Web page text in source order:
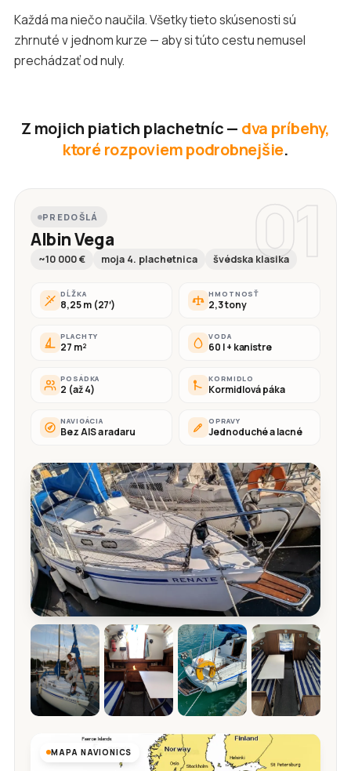
Každá ma niečo naučila. Všetky tieto skúsenosti sú
zhrnuté v jednom kurze — aby si túto cestu nemusel
prechádzať od nuly.
Z mojich piatich plachetníc — dva príbehy,
ktoré rozpoviem podrobnejšie.
01
PREDOŠLÁ
Albin Vega
~10 000 € moja 4. plachetnica švédska klasika
DĹŽKA
8,25 m (27′)
HMOTNOSŤ
2,3 tony
PLACHTY
27 m²
VODA
60 l + kanistre
POSÁDKA
2 (až 4)
KORMIDLO
Kormidlová páka
NAVIGÁCIA
Bez AIS a radaru
OPRAVY
Jednoduché a lacné
MAPA NAVIONICS